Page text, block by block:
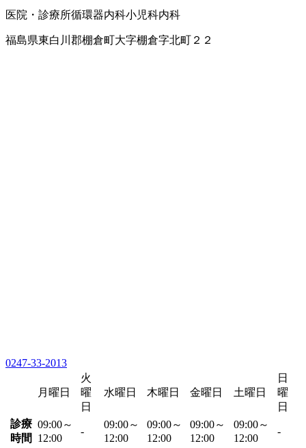
医院・診療所循環器内科小児科内科
福島県東白川郡棚倉町大字棚倉字北町２２
0247-33-2013
月曜日
火
曜
日
水曜日 木曜日 金曜日 土曜日
日
曜
日
診療
時間
09:00～
12:00
-
09:00～
12:00
09:00～
12:00
09:00～
12:00
09:00～
12:00
-